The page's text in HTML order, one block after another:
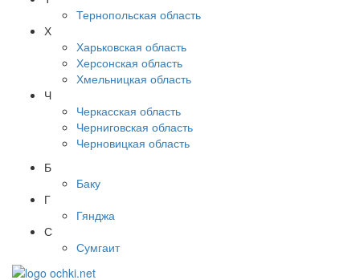
Тернопольская область
Х
Харьковская область
Херсонская область
Хмельницкая область
Ч
Черкасская область
Черниговская область
Черновицкая область
Б
Баку
Г
Гянджа
С
Сумгаит